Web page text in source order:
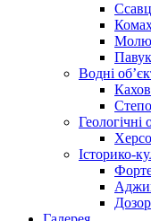
Водні
Геологічні
Історико-